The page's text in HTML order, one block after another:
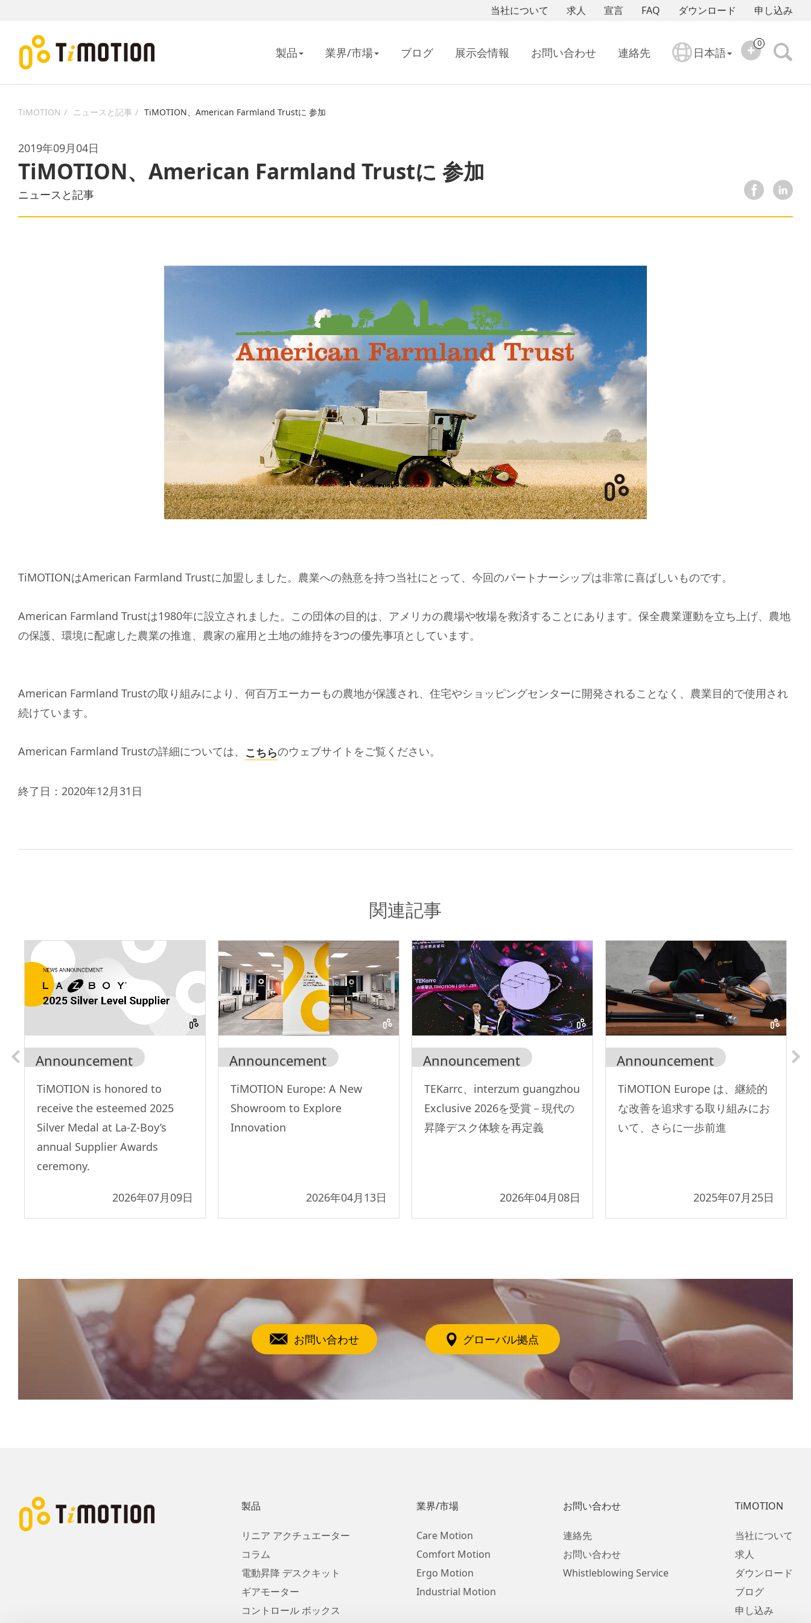
申し込み
ダウンロード
FAQ
宣言
求人
当社について
製品 業界/市場 ブログ 展示会情報 お問い合わせ 連絡先 日本語
0
TiMOTION ニュースと記事 TiMOTION、American Farmland Trustに 参加
2019年09月04日
TiMOTION、American Farmland Trustに 参加
ニュースと記事
TiMOTIONはAmerican Farmland Trustに加盟しました。農業への熱意を持つ当社にとって、今回のパートナーシップは非常に喜ばしいものです。
American Farmland Trustは1980年に設立されました。この団体の目的は、アメリカの農場や牧場を救済することにあります。保全農業運動を立ち上げ、農地
の保護、環境に配慮した農業の推進、農家の雇用と土地の維持を3つの優先事項としています。
American Farmland Trustの取り組みにより、何百万エーカーもの農地が保護され、住宅やショッピングセンターに開発されることなく、農業目的で使用され
続けています。
American Farmland Trustの詳細については、 こちらのウェブサイトをご覧ください。
終了日：2020年12月31日
関連記事
Announcement
TiMOTION is honored to
receive the esteemed 2025
Silver Medal at La-Z-Boy’s
annual Supplier Awards
ceremony.
2026年07月09日
Announcement
TiMOTION Europe: A New
Showroom to Explore
Innovation
2026年04月13日
Announcement
TEKarrc、interzum guangzhou
Exclusive 2026を受賞－現代の
昇降デスク体験を再定義
2026年04月08日
Announcement
TiMOTION Europe は、継続的
な改善を追求する取り組みにお
いて、さらに一歩前進
2025年07月25日
お問い合わせ グローバル拠点
製品
リニア アクチュエーター
コラム
電動昇降 デスクキット
ギアモーター
コントロール ボックス
業界/市場
Care Motion
Comfort Motion
Ergo Motion
Industrial Motion
お問い合わせ
連絡先
お問い合わせ
Whistleblowing Service
TiMOTION
当社について
求人
ダウンロード
ブログ
申し込み